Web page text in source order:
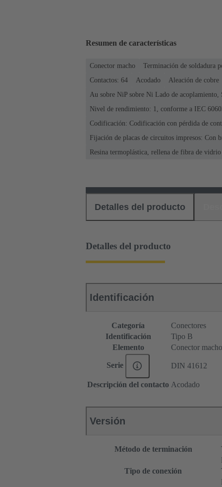
Resumen de características
Conector macho Terminación de soldadura
Contactos: 64
Acodado
Aleación de cobre
Au sobre NiP sobre Ni Lado de
Nivel de rendimiento: 1, conforme a IEC
Codificación: Codificación con pérdida de
Fijación de placas de circuitos impresos: Con
Resina termoplástica, rellena de fibra de vidrio
Detalles del producto
Detalles del producto
Identificación
Categoría
Conectores
Identificación
Tipo B
Elemento
Conector macho
Serie DIN 41612
Descripción del contacto Acodado
Versión
Método de terminación
Tipo de conexión